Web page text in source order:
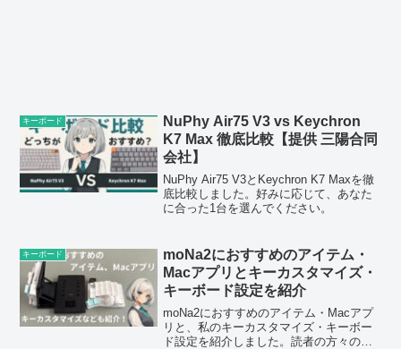
キーボード
NuPhy Air75 V3 vs Keychron
K7 Max 徹底比較【提供 三陽合同
会社】
NuPhy Air75 V3とKeychron K7 Maxを徹
底比較しました。好みに応じて、あなた
に合った1台を選んでください。
キーボード
moNa2におすすめのアイテム・
Macアプリとキーカスタマイズ・
キーボード設定を紹介
moNa2におすすめのアイテム・Macアプ
リと、私のキーカスタマイズ・キーボー
ド設定を紹介しました。読者の方々のお